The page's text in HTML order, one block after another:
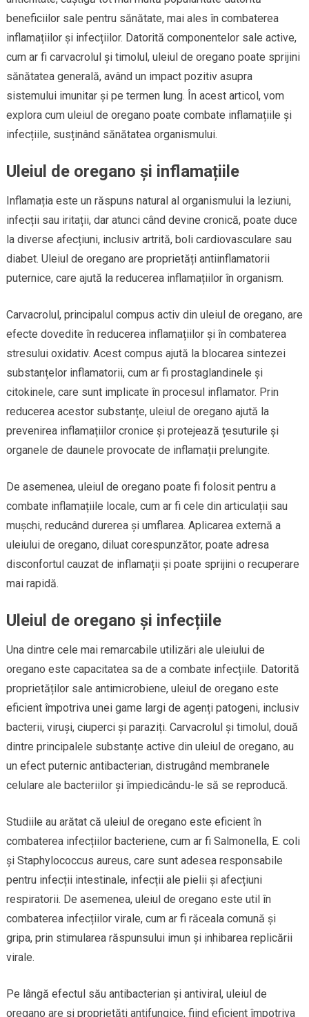
beneficiilor sale pentru sănătate, mai ales în combaterea
inflamațiilor și infecțiilor. Datorită componentelor sale active,
cum ar fi carvacrolul și timolul, uleiul de oregano poate sprijini
sănătatea generală, având un impact pozitiv asupra
sistemului imunitar și pe termen lung. În acest articol, vom
explora cum uleiul de oregano poate combate inflamațiile și
infecțiile, susținând sănătatea organismului.
Uleiul de oregano și inflamațiile
Inflamația este un răspuns natural al organismului la leziuni,
infecții sau iritații, dar atunci când devine cronică, poate duce
la diverse afecțiuni, inclusiv artrită, boli cardiovasculare sau
diabet. Uleiul de oregano are proprietăți antiinflamatorii
puternice, care ajută la reducerea inflamațiilor în organism.
Carvacrolul, principalul compus activ din uleiul de oregano, are
efecte dovedite în reducerea inflamațiilor și în combaterea
stresului oxidativ. Acest compus ajută la blocarea sintezei
substanțelor inflamatorii, cum ar fi prostaglandinele și
citokinele, care sunt implicate în procesul inflamator. Prin
reducerea acestor substanțe, uleiul de oregano ajută la
prevenirea inflamațiilor cronice și protejează țesuturile și
organele de daunele provocate de inflamații prelungite.
De asemenea, uleiul de oregano poate fi folosit pentru a
combate inflamațiile locale, cum ar fi cele din articulații sau
mușchi, reducând durerea și umflarea. Aplicarea externă a
uleiului de oregano, diluat corespunzător, poate adresa
disconfortul cauzat de inflamații și poate sprijini o recuperare
mai rapidă.
Uleiul de oregano și infecțiile
Una dintre cele mai remarcabile utilizări ale uleiului de
oregano este capacitatea sa de a combate infecțiile. Datorită
proprietăților sale antimicrobiene, uleiul de oregano este
eficient împotriva unei game largi de agenți patogeni, inclusiv
bacterii, viruși, ciuperci și paraziți. Carvacrolul și timolul, două
dintre principalele substanțe active din uleiul de oregano, au
un efect puternic antibacterian, distrugând membranele
celulare ale bacteriilor și împiedicându-le să se reproducă.
Studiile au arătat că uleiul de oregano este eficient în
combaterea infecțiilor bacteriene, cum ar fi Salmonella, E. coli
și Staphylococcus aureus, care sunt adesea responsabile
pentru infecții intestinale, infecții ale pielii și afecțiuni
respiratorii. De asemenea, uleiul de oregano este util în
combaterea infecțiilor virale, cum ar fi răceala comună și
gripa, prin stimularea răspunsului imun și inhibarea replicării
virale.
Pe lângă efectul său antibacterian și antiviral, uleiul de
oregano are și proprietăți antifungice, fiind eficient împotriva